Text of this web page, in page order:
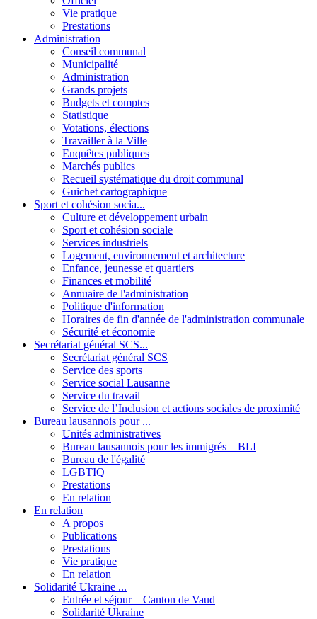
Vie pratique
Prestations
Administration
Conseil communal
Municipalité
Administration
Grands projets
Budgets et comptes
Statistique
Votations, élections
Travailler à la Ville
Enquêtes publiques
Marchés publics
Recueil systématique du droit communal
Guichet cartographique
Sport et cohésion socia...
Culture et développement urbain
Sport et cohésion sociale
Services industriels
Logement, environnement et architecture
Enfance, jeunesse et quartiers
Finances et mobilité
Annuaire de l'administration
Politique d'information
Horaires de fin d'année de l'administration communale
Sécurité et économie
Secrétariat général SCS...
Secrétariat général SCS
Service des sports
Service social Lausanne
Service du travail
Service de l’Inclusion et actions sociales de proximité
Bureau lausannois pour ...
Unités administratives
Bureau lausannois pour les immigrés – BLI
Bureau de l'égalité
LGBTIQ+
Prestations
En relation
En relation
A propos
Publications
Prestations
Vie pratique
En relation
Solidarité Ukraine ...
Entrée et séjour – Canton de Vaud
Solidarité Ukraine